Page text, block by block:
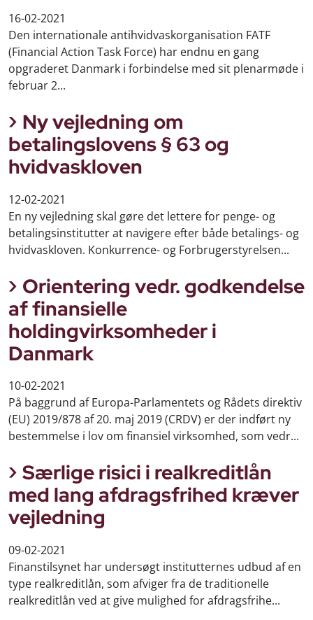
16-02-2021
Den internationale antihvidvaskorganisation FATF
(Financial Action Task Force) har endnu en gang
opgraderet Danmark i forbindelse med sit plenarmøde i
februar 2...
Ny vejledning om
betalingslovens § 63 og
hvidvaskloven
12-02-2021
En ny vejledning skal gøre det lettere for penge- og
betalingsinstitutter at navigere efter både betalings- og
hvidvaskloven. Konkurrence- og Forbrugerstyrelsen...
Orientering vedr. godkendelse
af finansielle
holdingvirksomheder i
Danmark
10-02-2021
På baggrund af Europa-Parlamentets og Rådets direktiv
(EU) 2019/878 af 20. maj 2019 (CRDV) er der indført ny
bestemmelse i lov om finansiel virksomhed, som vedr...
Særlige risici i realkreditlån
med lang afdragsfrihed kræver
vejledning
09-02-2021
Finanstilsynet har undersøgt institutternes udbud af en
type realkreditlån, som afviger fra de traditionelle
realkreditlån ved at give mulighed for afdragsfrihe...